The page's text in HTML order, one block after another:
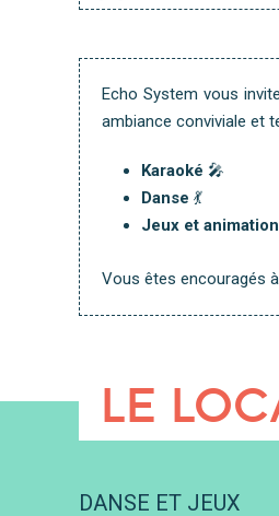
Echo System vous
ambiance conviviale et
Karaoké 🎤
Danse 💃
Jeux et
Vous êtes encouragés
LE
DANSE ET JEUX